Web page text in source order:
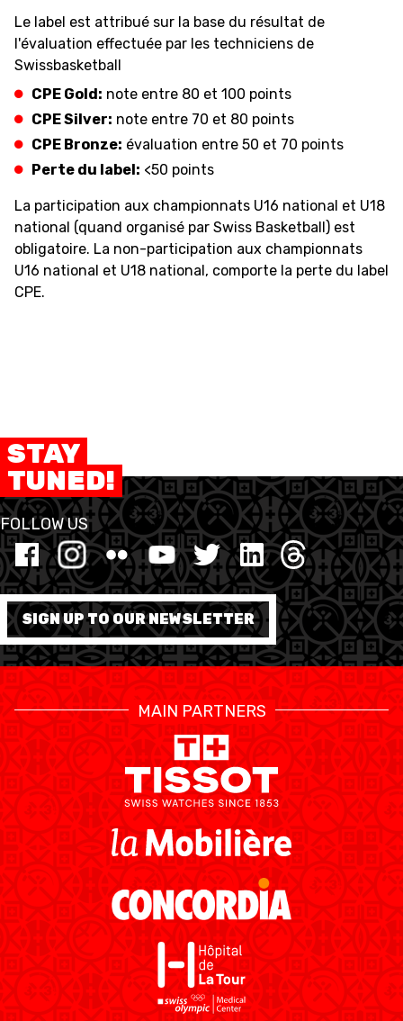
Le label est attribué sur la base du résultat de
l'évaluation effectuée par les techniciens de
Swissbasketball
CPE Gold: note entre 80 et 100 points
CPE Silver: note entre 70 et 80 points
CPE Bronze: évaluation entre 50 et 70 points
Perte du label: <50 points
La participation aux championnats U16 national et U18
national (quand organisé par Swiss Basketball) est
obligatoire. La non-participation aux championnats
U16 national et U18 national, comporte la perte du label
CPE.
STAY
TUNED!
FOLLOW US
SIGN UP TO OUR NEWSLETTER
MAIN PARTNERS